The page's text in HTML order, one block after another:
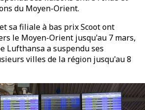
du Moyen-Orient.
sa filiale à bas prix Scoot ont
le Moyen-Orient jusqu'au 7 mars,
Lufthansa a suspendu ses
villes de la région jusqu'au 8